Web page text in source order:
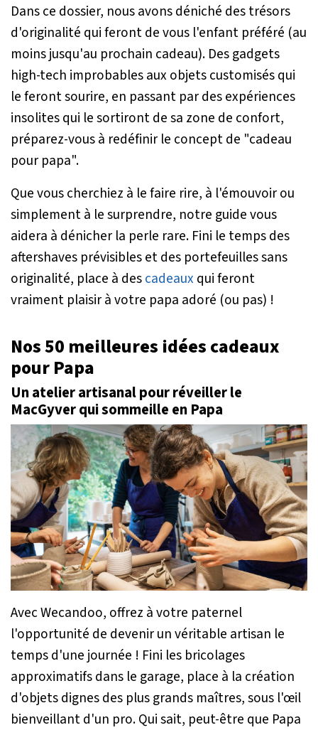
Dans ce dossier, nous avons déniché des trésors
d'originalité qui feront de vous l'enfant préféré (au
moins jusqu'au prochain cadeau). Des gadgets
high-tech improbables aux objets customisés qui
le feront sourire, en passant par des expériences
insolites qui le sortiront de sa zone de confort,
préparez-vous à redéfinir le concept de "cadeau
pour papa".
Que vous cherchiez à le faire rire, à l'émouvoir ou
simplement à le surprendre, notre guide vous
aidera à dénicher la perle rare. Fini le temps des
aftershaves prévisibles et des portefeuilles sans
originalité, place à descadeaux qui feront
vraiment plaisir à votre papa adoré (ou pas) !
Nos 50 meilleures idées cadeaux
pour Papa
Un atelier artisanal pour réveiller le
MacGyver qui sommeille en Papa
Avec Wecandoo, offrez à votre paternel
l'opportunité de devenir un véritable artisan le
temps d'une journée ! Fini les bricolages
approximatifs dans le garage, place à la création
d'objets dignes des plus grands maîtres, sous l'œil
bienveillant d'un pro. Qui sait, peut-être que Papa